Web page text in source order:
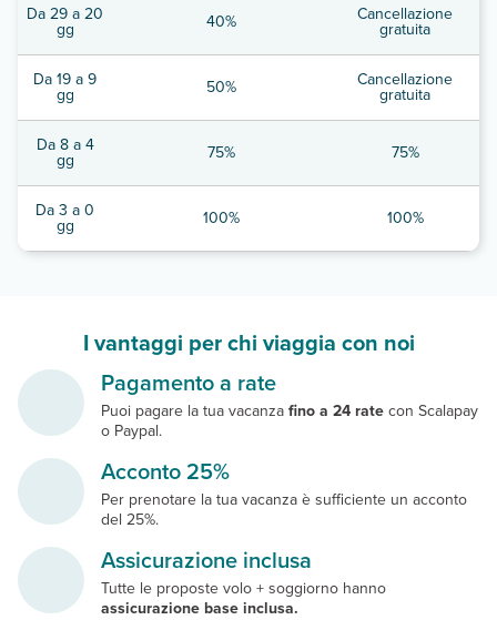
Da 29 a 20
gg 40% Cancellazione
gratuita
Da 19 a 9
gg 50% Cancellazione
gratuita
Da 8 a 4
gg 75% 75%
Da 3 a 0
gg 100% 100%
I vantaggi per chi viaggia con noi
Pagamento a rate
Puoi pagare la tua vacanzafino a 24 ratecon Scalapay
o Paypal.
Acconto 25%
Per prenotare la tua vacanza è sufficiente un acconto
del 25%.
Assicurazione inclusa
Tutte le proposte volo + soggiorno hanno
assicurazione base inclusa.